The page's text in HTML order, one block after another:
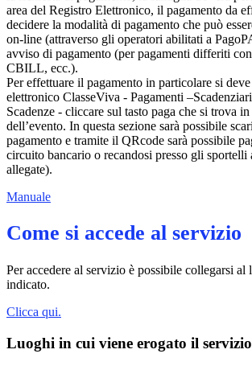
area del Registro Elettronico, il pagamento da
decidere la modalità di pagamento che può
on-line (attraverso gli operatori abilitati a
avviso di pagamento (per pagamenti differiti
CBILL, ecc.).
Per effettuare il pagamento in particolare si
elettronico ClasseViva - Pagamenti
Scadenze - cliccare sul tasto paga che si trova
dell’evento. In questa sezione sarà possibile
pagamento e tramite il QRcode sarà possibile
circuito bancario o recandosi presso gli
allegate).
Manuale
Come si accede al servizio
Per accedere al servizio è possibile collegarsi al
indicato.
Clicca qui.
Luoghi in cui viene erogato il servizio